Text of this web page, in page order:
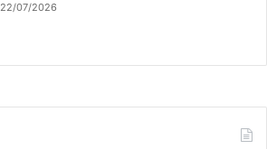
22/07/2026